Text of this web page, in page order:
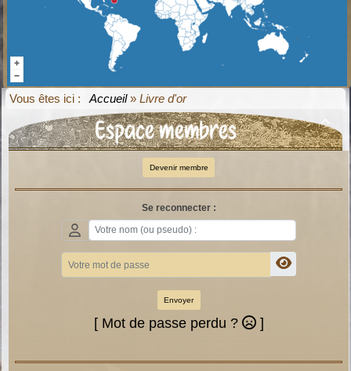
Vous êtes ici : Accueil» Livre d'or
Espace membres
Devenir membre
Se reconnecter :
Envoyer
[ Mot de passe perdu ? ]